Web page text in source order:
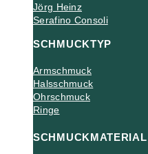
Jörg Heinz
Serafino Consoli
SCHMUCKTYP
Armschmuck
Halsschmuck
Ohrschmuck
Ringe
SCHMUCKMATERIAL